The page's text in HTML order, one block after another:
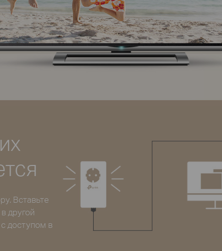
Вставьте
другой
доступом в